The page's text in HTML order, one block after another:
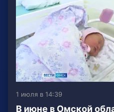
1 июля в 14:39
В июне в Омской